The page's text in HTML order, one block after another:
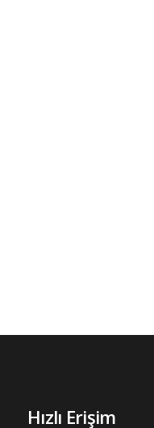
Hızlı Erişim